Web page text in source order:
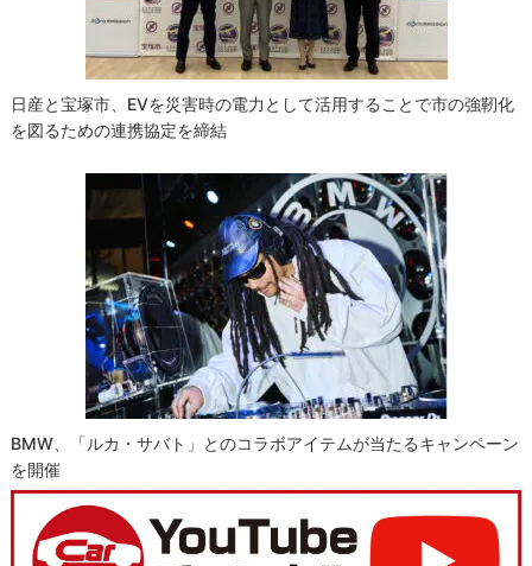
日産と宝塚市、EVを災害時の電力として活用することで市の強靭化
を図るための連携協定を締結
BMW、「ルカ・サバト」とのコラボアイテムが当たるキャンペーン
を開催